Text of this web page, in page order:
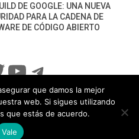
DE GOOGLE: UNA NUEVA
PARA LA CADENA DE
DE CÓDIGO ABIERTO
YouTube
Telegram
Política de Privacidad
que damos la mejor
web. Si sigues utilizando
que estás de acuerdo.
Vale